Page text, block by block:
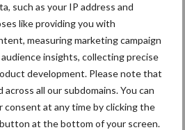
such as your IP address and
like providing you with
measuring marketing campaign
insights, collecting precise
development. Please note that
all our subdomains. You can
consent at any time by clicking the
at the bottom of your screen.
als wapen tegen
handelsdruk in de
en Erfcoaching
ondersteuning bij grote